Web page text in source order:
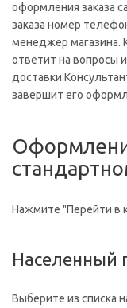
оформления заказа
заказа номер
менеджер магазина.
ответит на вопросы
завершит его
Нажмите "Перейти в
Населенный
Выберите из списка